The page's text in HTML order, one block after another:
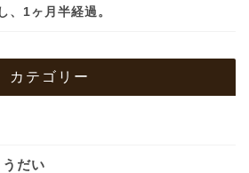
、1ヶ月半経過。
カテゴリー
だい